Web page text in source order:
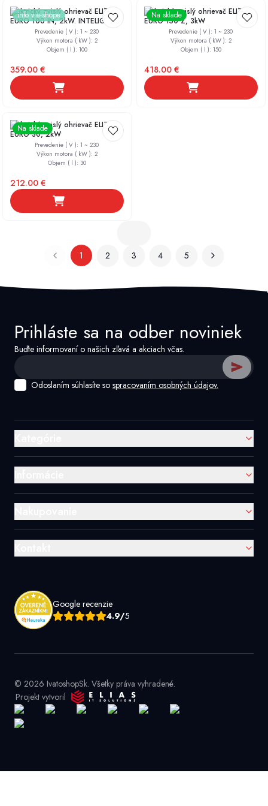
info v e-shope
Elektrický zvislý ohrievač ELIZ
EURO 100 IN, 2kW. INTELIGENT
Prevedenie ( V ):1 ~ 230
Výkon motora ( kW ): 2
Objem ( l ): 100
359.00 €
Na sklade
Elektrický zvislý ohrievač ELIZ
EURO 150 Z, 3kW
Prevedenie ( V ):1 ~ 230
Výkon motora ( kW ): 2
Objem ( l ): 150
418.00€
Na sklade
Elektrický zvislý ohrievač ELIZ
EURO 30, 2kW
Prevedenie ( V ):1 ~ 230
Výkon motora ( kW ): 2
Objem ( l ): 30
212.00 €
1 2 3 4 5
Prihláste sa na odber noviniek
Buďte informovaní o našich zľavá a akciach včas.
Odoslaním súhlasíte so spracovaním osobných údajov.
Google recenzie
4.9/5
© 2026 IvatoshopSk. Všetky práva vyhradené.
Projekt vytvoril